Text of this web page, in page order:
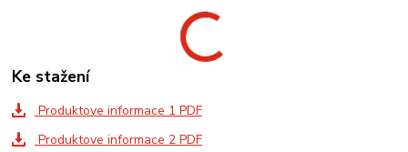
Ke stažení
Produktove informace 1 PDF
Produktove informace 2 PDF